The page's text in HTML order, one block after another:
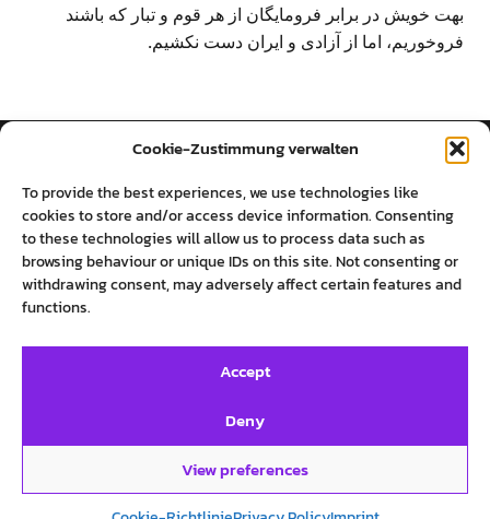
Cookie-Zustimmung verwalten
To provide the best experiences, we use technologies like
cookies to store and/or access device information. Consenting
to these technologies will allow us to process data such as
browsing behaviour or unique IDs on this site. Not consenting or
withdrawing consent, may adversely affect certain features and
functions.
Accept
Deny
View preferences
بهت خویش در برابر فرومایگان از هر قوم و تبار که باشند
فروخوریم، اما از آزادی و ایران دست نکشیم.
روایت‌های پرستو فروهر
SOCIAL MEDIA
Twitter
INFO
Cookie-Richtlinie (EU)
©روایت‌های پرستو فروهر